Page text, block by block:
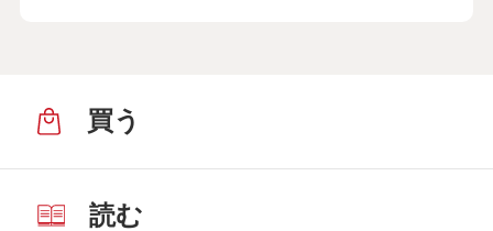
買う
読む